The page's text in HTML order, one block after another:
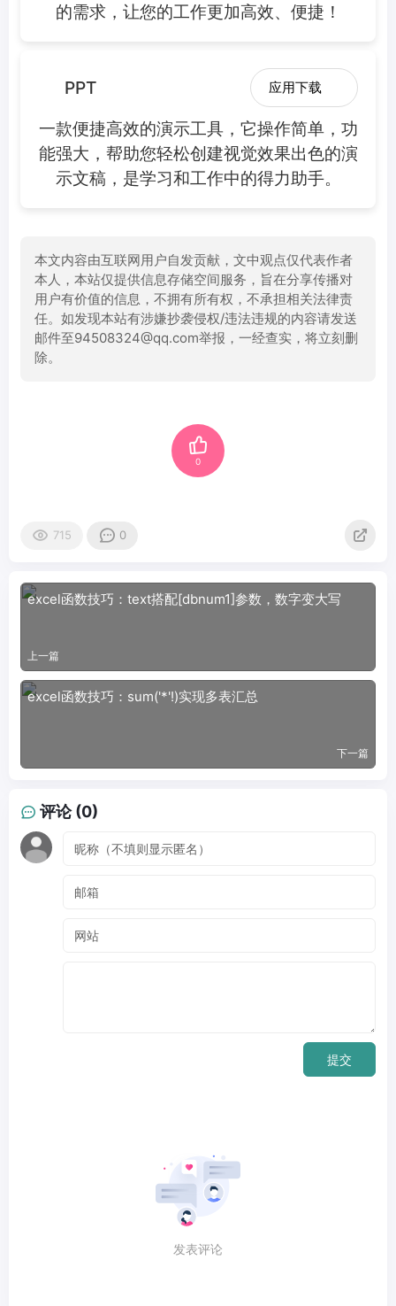
的需求，让您的工作更加高效、便捷！
PPT 应用下载
一款便捷高效的演示工具，它操作简单，功
能强大，帮助您轻松创建视觉效果出色的演
示文稿，是学习和工作中的得力助手。
本文内容由互联网用户自发贡献，文中观点仅代表作者
本人，本站仅提供信息存储空间服务，旨在分享传播对
用户有价值的信息，不拥有所有权，不承担相关法律责
任。如发现本站有涉嫌抄袭侵权/违法违规的内容请发送
邮件至94508324@qq.com举报，一经查实，将立刻删
除。
0
715 0
excel函数技巧：text搭配[dbnum1]参数，数字变大写
上一篇
excel函数技巧：sum('*'!)实现多表汇总
下一篇
评论 (0)
提交
发表评论